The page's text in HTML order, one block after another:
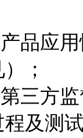
品应
；
三方
及测